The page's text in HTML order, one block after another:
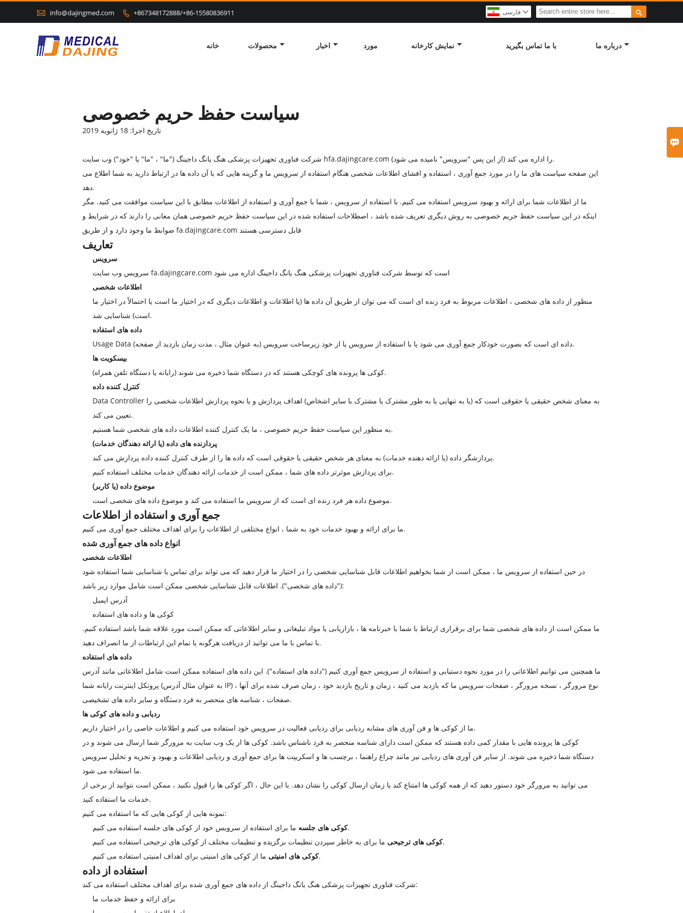

 info@dajingmed.com  +867348172888/+86-15580836911  فارسی 
خانه محصولات اخبار مورد نمایش کارخانه با ما تماس بگیرید درباره ما
سیاست حفظ حریم خصوصی
تاریخ اجرا: 18 ژانویه 2019
شرکت فناوری تجهیزات پزشکی هنگ یانگ داجینگ ("ما" ، "ما" یا "خود") وب سایت hfa.dajingcare.com را اداره می کند (از این پس "سرویس" نامیده می شود).
این صفحه سیاست های ما را در مورد جمع آوری ، استفاده و افشای اطلاعات شخصی هنگام استفاده از سرویس ما و گزینه هایی که با آن داده ها در ارتباط دارید به شما اطلاع می
دهد.
ما از اطلاعات شما برای ارائه و بهبود سرویس استفاده می کنیم. با استفاده از سرویس ، شما با جمع آوری و استفاده از اطلاعات مطابق با این سیاست موافقت می کنید. مگر
اینکه در این سیاست حفظ حریم خصوصی به روش دیگری تعریف شده باشد ، اصطلاحات استفاده شده در این سیاست حفظ حریم خصوصی همان معانی را دارند که در شرایط و
ضوابط ما وجود دارد و از طریق fa.dajingcare.com قابل دسترسی هستند
تعاریف
سرویس
سرویس وب سایت fa.dajingcare.com است که توسط شرکت فناوری تجهیزات پزشکی هنگ یانگ داجینگ اداره می شود
اطلاعات شخصی
منظور از داده های شخصی ، اطلاعات مربوط به فرد زنده ای است که می توان از طریق آن داده ها (یا اطلاعات و اطلاعات دیگری که در اختیار ما است یا احتمالاً در اختیار ما
است) شناسایی شد.
داده های استفاده
Usage Data داده ای است که بصورت خودکار جمع آوری می شود یا با استفاده از سرویس یا از خود زیرساخت سرویس (به عنوان مثال ، مدت زمان بازدید از صفحه).
بیسکویت ها
کوکی ها پرونده های کوچکی هستند که در دستگاه شما ذخیره می شوند (رایانه یا دستگاه تلفن همراه).
کنترل کننده داده
Data Controller به معنای شخص حقیقی یا حقوقی است که (یا به تنهایی یا به طور مشترک یا مشترک با سایر اشخاص) اهداف پردازش و یا نحوه پردازش اطلاعات شخصی را
تعیین می کند.
به منظور این سیاست حفظ حریم خصوصی ، ما یک کنترل کننده اطلاعات داده های شخصی شما هستیم.
پردازنده های داده (یا ارائه دهندگان خدمات)
پردازشگر داده (یا ارائه دهنده خدمات) به معنای هر شخص حقیقی یا حقوقی است که داده ها را از طرف کنترل کننده داده پردازش می کند.
برای پردازش موثرتر داده های شما ، ممکن است از خدمات ارائه دهندگان خدمات مختلف استفاده کنیم.
موضوع داده (یا کاربر)
موضوع داده هر فرد زنده ای است که از سرویس ما استفاده می کند و موضوع داده های شخصی است.
جمع آوری و استفاده از اطلاعات
ما برای ارائه و بهبود خدمات خود به شما ، انواع مختلفی از اطلاعات را برای اهداف مختلف جمع آوری می کنیم.
انواع داده های جمع آوری شده
اطلاعات شخصی
در حین استفاده از سرویس ما ، ممکن است از شما بخواهیم اطلاعات قابل شناسایی شخصی را در اختیار ما قرار دهید که می تواند برای تماس یا شناسایی شما استفاده شود
("داده های شخصی"). اطلاعات قابل شناسایی شخصی ممکن است شامل موارد زیر باشد:
آدرس ایمیل
کوکی ها و داده های استفاده
ما ممکن است از داده های شخصی شما برای برقراری ارتباط با شما با خبرنامه ها ، بازاریابی یا مواد تبلیغاتی و سایر اطلاعاتی که ممکن است مورد علاقه شما باشد استفاده کنیم.
با تماس با ما می توانید از دریافت هرگونه یا تمام این ارتباطات از ما انصراف دهید.
داده های استفاده
ما همچنین می توانیم اطلاعاتی را در مورد نحوه دستیابی و استفاده از سرویس جمع آوری کنیم ("داده های استفاده"). این داده های استفاده ممکن است شامل اطلاعاتی مانند آدرس
پروتکل اینترنت رایانه شما (به عنوان مثال آدرس IP) ، نوع مرورگر ، نسخه مرورگر ، صفحات سرویس ما که بازدید می کنید ، زمان و تاریخ بازدید خود ، زمان صرف شده برای آنها
صفحات ، شناسه های منحصر به فرد دستگاه و سایر داده های تشخیصی.
ردیابی و داده های کوکی ها
ما از کوکی ها و فن آوری های مشابه ردیابی برای ردیابی فعالیت در سرویس خود استفاده می کنیم و اطلاعات خاصی را در اختیار داریم.
کوکی ها پرونده هایی با مقدار کمی داده هستند که ممکن است دارای شناسه منحصر به فرد ناشناس باشد. کوکی ها از یک وب سایت به مرورگر شما ارسال می شوند و در
دستگاه شما ذخیره می شوند. از سایر فن آوری های ردیابی نیز مانند چراغ راهنما ، برچسب ها و اسکریپت ها برای جمع آوری و ردیابی اطلاعات و بهبود و تجزیه و تحلیل سرویس
ما استفاده می شود.
می توانید به مرورگر خود دستور دهید که از همه کوکی ها امتناع کند یا زمان ارسال کوکی را نشان دهد. با این حال ، اگر کوکی ها را قبول نکنید ، ممکن است نتوانید از برخی از
خدمات ما استفاده کنید.
نمونه هایی از کوکی هایی که ما استفاده می کنیم:
کوکی های جلسهما برای استفاده از سرویس خود از کوکی های جلسه استفاده می کنیم.
کوکی های ترجیحیما برای به خاطر سپردن تنظیمات برگزیده و تنظیمات مختلف از کوکی های ترجیحی استفاده می کنیم.
کوکی های امنیتیما از کوکی های امنیتی برای اهداف امنیتی استفاده می کنیم.
استفاده از داده
شرکت فناوری تجهیزات پزشکی هنگ یانگ داجینگ از داده های جمع آوری شده برای اهداف مختلف استفاده می کند:
برای ارائه و حفظ خدمات ما